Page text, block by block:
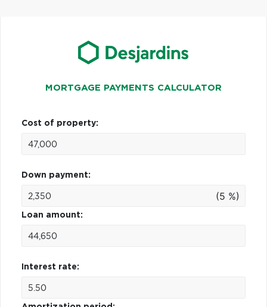
MORTGAGE PAYMENTS CALCULATOR
Cost of property:
Down payment:
(5 %)
Loan amount:
Interest rate: